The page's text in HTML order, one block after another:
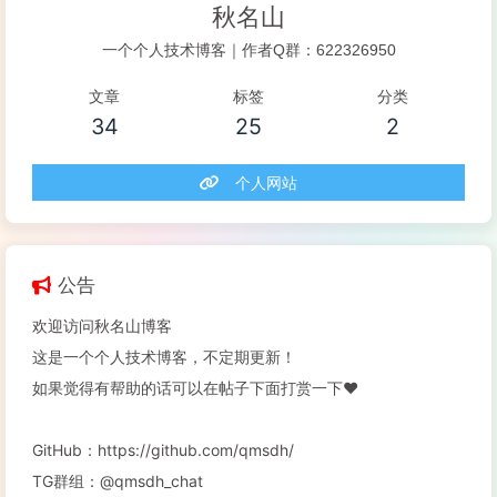
秋名山
一个个人技术博客｜作者Q群：622326950
文章
34
标签
25
分类
2
个人网站
公告
欢迎访问秋名山博客
这是一个个人技术博客，不定期更新！
如果觉得有帮助的话可以在帖子下面打赏一下❤️
GitHub：https://github.com/qmsdh/
TG群组：@qmsdh_chat